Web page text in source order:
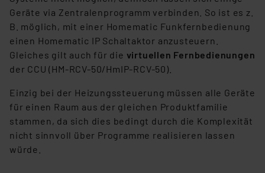
personenbezogene Daten in
Überwachungsprogrammen verarbeiten, ohne dass
hiergegen Klagemöglichkeiten für Europäer bestehen.
Unsere Kooperation mit diesen Dienstleistern stützt
sich auf die Standarddatenschutzklauseln der
Beurteilung der mit der Datenübermittlung,
insbesondere der Art der übermittelten Daten,
verbundenen Risiken.“
Impressum
Geräte via Zentralenprogramm verbinden. So ist es z.
B. möglich, mit einer Homematic Funkfernbedienung
einen Homematic IP Schaltaktor anzusteuern.
Gleiches gilt auch für die virtuellen Fernbedienungen
der CCU (HM-RCV-50/HmIP-RCV-50).
Einzig bei der Heizungssteuerung müssen alle Geräte
für einen Raum aus der gleichen Produktfamilie
stammen, da sich dies bedingt durch die Komplexität
nicht sinnvoll über Programme realisieren lassen
würde.